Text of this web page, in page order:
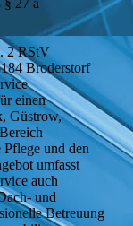
§ 27 a
2 RStV
Broderstorf
einen
Güstrow,
und den
umfasst
auch
und
Betreuung